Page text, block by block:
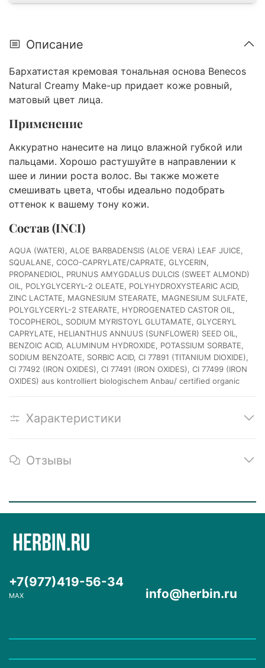
Описание
Бархатистая кремовая тональная основа Benecos
Natural Creamy Make-up придает коже ровный,
матовый цвет лица.
Применение
Аккуратно нанесите на лицо влажной губкой или
пальцами. Хорошо растушуйте в направлении к
шее и линии роста волос. Вы также можете
смешивать цвета, чтобы идеально подобрать
оттенок к вашему тону кожи.
Состав (INCI)
AQUA (WATER), ALOE BARBADENSIS (ALOE VERA) LEAF JUICE,
SQUALANE, COCO-CAPRYLATE/CAPRATE, GLYCERIN,
PROPANEDIOL, PRUNUS AMYGDALUS DULCIS (SWEET ALMOND)
OIL, POLYGLYCERYL-2 OLEATE, POLYHYDROXYSTEARIC ACID,
ZINC LACTATE, MAGNESIUM STEARATE, MAGNESIUM SULFATE,
POLYGLYCERYL-2 STEARATE, HYDROGENATED CASTOR OIL,
TOCOPHEROL, SODIUM MYRISTOYL GLUTAMATE, GLYCERYL
CAPRYLATE, HELIANTHUS ANNUUS (SUNFLOWER) SEED OIL,
BENZOIC ACID, ALUMINUM HYDROXIDE, POTASSIUM SORBATE,
SODIUM BENZOATE, SORBIC ACID, CI 77891 (TITANIUM DIOXIDE),
CI 77492 (IRON OXIDES), CI 77491 (IRON OXIDES), CI 77499 (IRON
OXIDES) aus kontrolliert biologischem Anbau/ certified organic
Характеристики
Отзывы
+7(977)419-56-34
MAX info@herbin.ru